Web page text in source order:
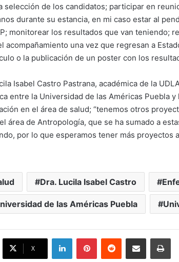
selección de los candidatos; participar en
durante su estancia, en mi caso estar al
monitorear los resultados que van teniendo;
acompañamiento una vez que regresan a
o la publicación de un poster con los
Isabel Castro Pastrana, académica de la
entre la Universidad de las Américas Puebla
en el área de salud; “tenemos otros
área de Antropología, que se ha sumado a
por lo que esperamos tener más proyectos
Dra. Lucila Isabel Castro
de las Américas Puebla
X
LinkedInPinterestReddit Share via Email